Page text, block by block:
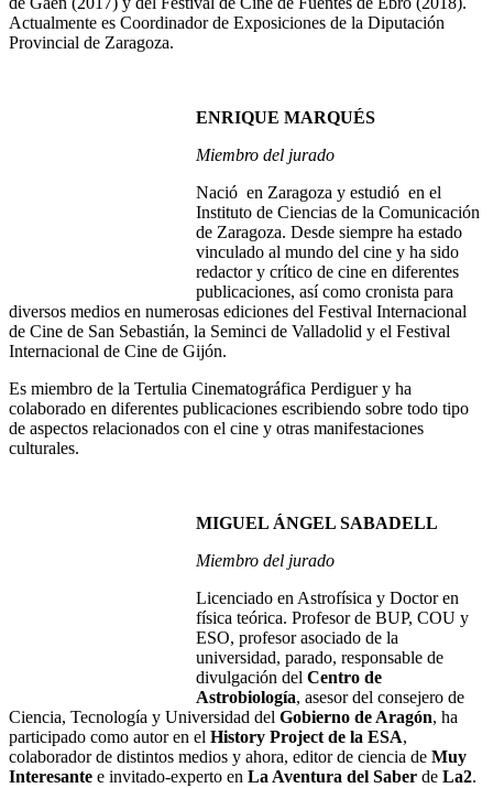
Actualmente es Coordinador de Exposiciones de la Diputación
Provincial de Zaragoza.
ENRIQUE MARQUÉS
Miembro del jurado
Nació en Zaragoza y estudió en el
Instituto de Ciencias de la Comunicación
de Zaragoza. Desde siempre ha estado
vinculado al mundo del cine y ha sido
redactor y crítico de cine en diferentes
publicaciones, así como cronista para
diversos medios en numerosas ediciones del Festival Internacional
de Cine de San Sebastián, la Seminci de Valladolid y el Festival
Internacional de Cine de Gijón.
Es miembro de la Tertulia Cinematográfica Perdiguer y ha
colaborado en diferentes publicaciones escribiendo sobre todo tipo
de aspectos relacionados con el cine y otras manifestaciones
culturales.
MIGUEL ÁNGEL SABADELL
Miembro del jurado
Licenciado en Astrofísica y Doctor en
física teórica. Profesor de BUP, COU y
ESO, profesor asociado de la
universidad, parado, responsable de
divulgación del Centro de
Astrobiología, asesor del consejero de
Ciencia, Tecnología y Universidad del Gobierno de Aragón, ha
participado como autor en el History Project de la ESA,
colaborador de distintos medios y ahora, editor de ciencia de Muy
Interesante e invitado-experto en La Aventura del Saber de La2.